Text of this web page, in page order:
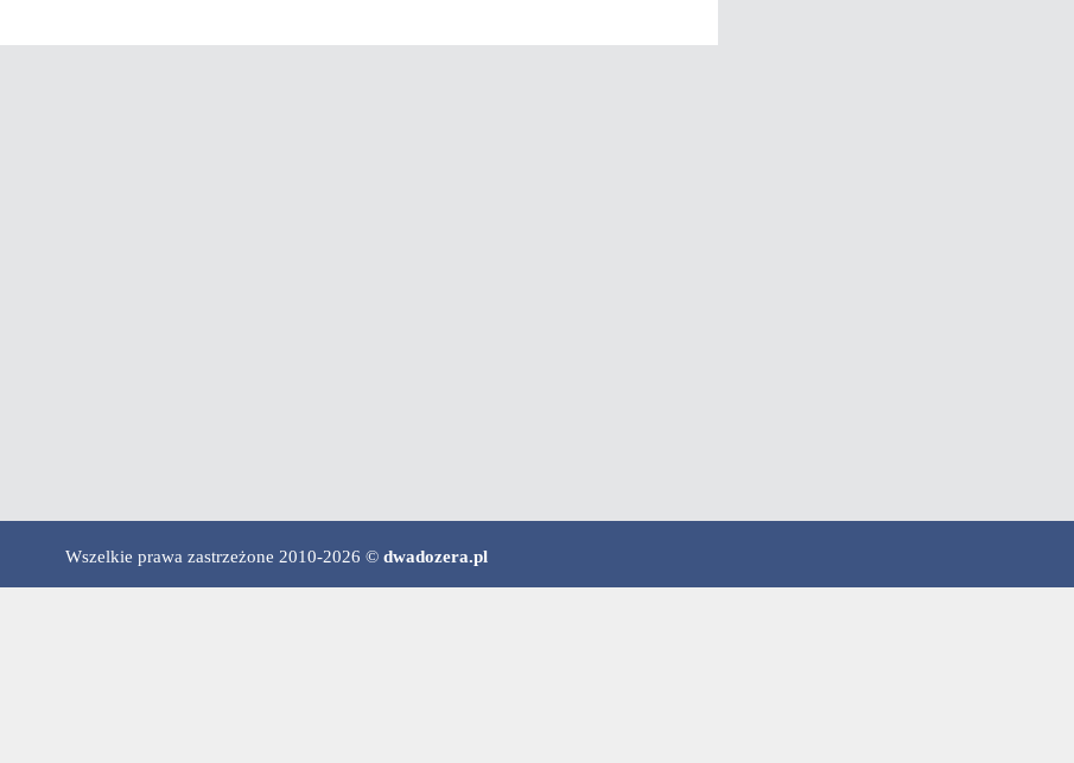
Wszelkie prawa zastrzeżone 2010-2026 © dwadozera.pl